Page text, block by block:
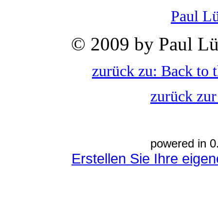
Paul
© 2009 by Paul
zurück zu: Back to
zurück
powered in
Erstellen Sie Ihre